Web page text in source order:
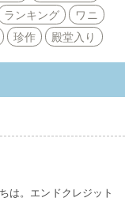
ランキング
ワニ
珍作 殿堂入り
は。エンドクレジット